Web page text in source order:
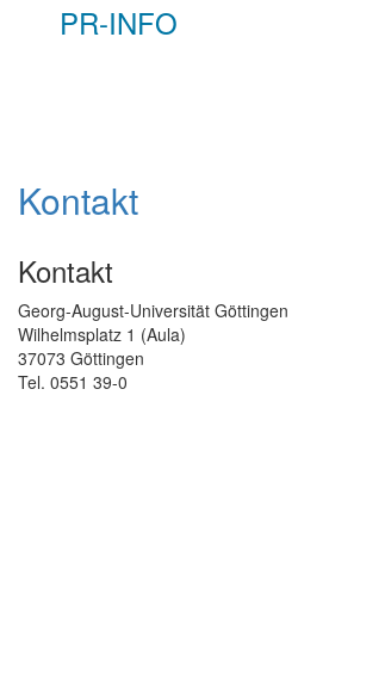
PR-INFO
Kontakt
Kontakt
Georg-August-Universität Göttingen
Wilhelmsplatz 1 (Aula)
37073 Göttingen
Tel. 0551 39-0